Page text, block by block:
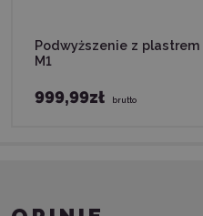
Podwyższenie z
M1
999,99zł brutto